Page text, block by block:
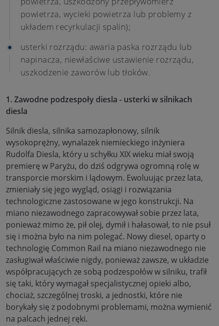
powietrza, wycieki powietrza lub problemy z
układem recyrkulacji spalin);
usterki rozrządu: awaria paska rozrządu lub
napinacza, niewłaściwe ustawienie rozrządu,
uszkodzenie zaworów lub tłoków.
1. Zawodne podzespoły diesla - usterki w silnikach
diesla
Silnik diesla, silnika samozapłonowy, silnik
wysokoprężny, wynalazek niemieckiego inżyniera
Rudolfa Diesla, który u schyłku XIX wieku miał swoją
premierę w Paryżu, do dziś odgrywa ogromną rolę w
transporcie morskim i lądowym. Ewoluując przez lata,
zmieniały się jego wygląd, osiągi i rozwiązania
technologiczne zastosowane w jego konstrukcji. Na
miano niezawodnego zapracowywał sobie przez lata,
ponieważ mimo że, pił olej, dymił i hałasował, to nie psuł
się i można było na nim polegać. Nowy diesel, oparty o
technologię Common Rail na miano niezawodnego nie
zasługiwał właściwie nigdy, ponieważ zawsze, w układzie
współpracujących ze sobą podzespołów w silniku, trafił
się taki, który wymagał specjalistycznej opieki albo,
chociaż, szczególnej troski, a jednostki, które nie
borykały się z podobnymi problemami, można wymienić
na palcach jednej ręki.